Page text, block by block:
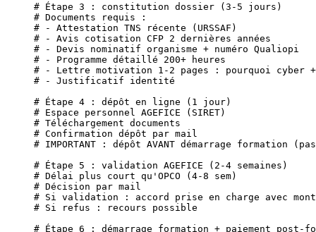
# Étape 3 : constitution dossier (3-5 jours)
# Documents requis :
# - Attestation TNS récente (URSSAF)
# - Avis cotisation CFP 2 dernières années
# - Devis nominatif organisme + numéro Qualiopi
# - Programme détaillé 200+ heures
# - Lettre motivation 1-2 pages : pourquoi cyber +
# - Justificatif identité
# Étape 4 : dépôt en ligne (1 jour)
# Espace personnel AGEFICE (SIRET)
# Téléchargement documents
# Confirmation dépôt par mail
# IMPORTANT : dépôt AVANT démarrage formation
# Étape 5 : validation AGEFICE (2-4 semaines)
# Délai plus court qu'OPCO (4-8 sem)
# Décision par mail
# Si validation : accord prise en charge avec
# Si refus : recours possible
# Étape 6 : démarrage formation + paiement post-